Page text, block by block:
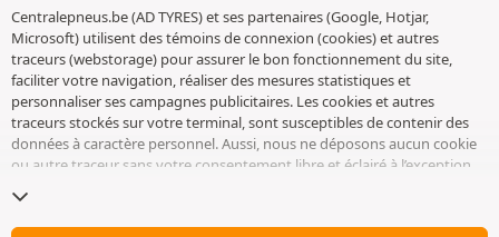
Centralepneus.be (AD TYRES) et ses partenaires (Google, Hotjar,
Microsoft) utilisent des témoins de connexion (cookies) et autres
traceurs (webstorage) pour assurer le bon fonctionnement du site,
faciliter votre navigation, réaliser des mesures statistiques et
personnaliser ses campagnes publicitaires. Les cookies et autres
traceurs stockés sur votre terminal, sont susceptibles de contenir des
données à caractère personnel. Aussi, nous ne déposons aucun cookie
ou autre traceur sans votre consentement libre et éclairé à l’exception
conservons votre choix pendant 6 mois. Vous pouvez retirer votre
consentement à tout moment en vous rendant sur lapage cookies et